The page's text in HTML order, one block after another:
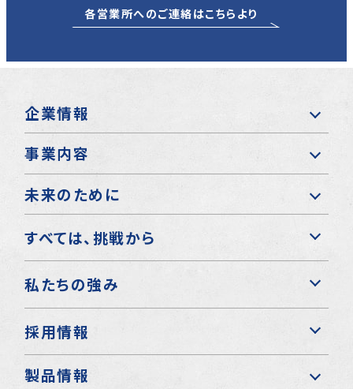
各営業所へのご連絡はこちらより
企業情報
事業内容
未来のために
すべては、挑戦から
私たちの強み
採用情報
製品情報